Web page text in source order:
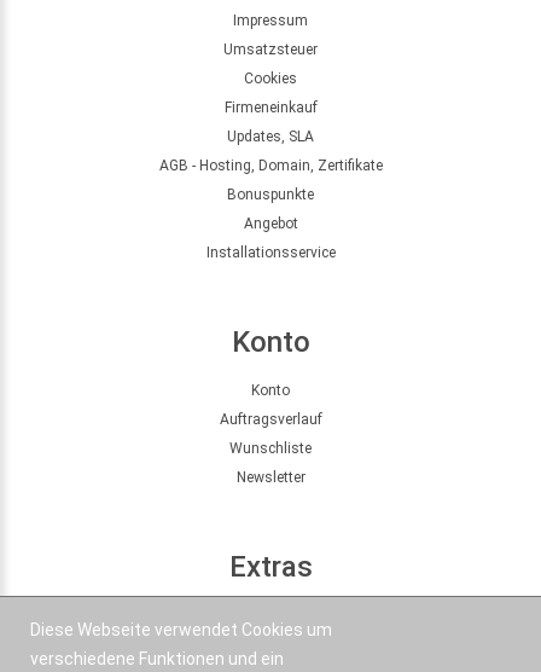
Impressum
Umsatzsteuer
Cookies
Firmeneinkauf
Updates, SLA
AGB - Hosting, Domain, Zertifikate
Bonuspunkte
Angebot
Installationsservice
Konto
Konto
Auftragsverlauf
Wunschliste
Newsletter
Extras
Diese Webseite verwendet Cookies um
verschiedene Funktionen und ein